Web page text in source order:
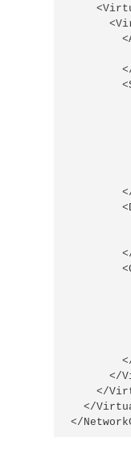
</
</
</
</
</
</
</
</
</
</
</
</